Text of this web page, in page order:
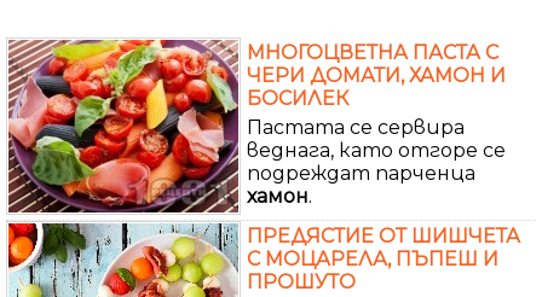
МНОГОЦВЕТНА ПАСТА С
ЧЕРИ ДОМАТИ, ХАМОН И
БОСИЛЕК
Пастата се сервира
веднага, като отгоре се
подреждат парченца
хамон.
ПРЕДЯСТИЕ ОТ ШИШЧЕТА
С МОЦАРЕЛА, ПЪПЕШ И
ПРОШУТО